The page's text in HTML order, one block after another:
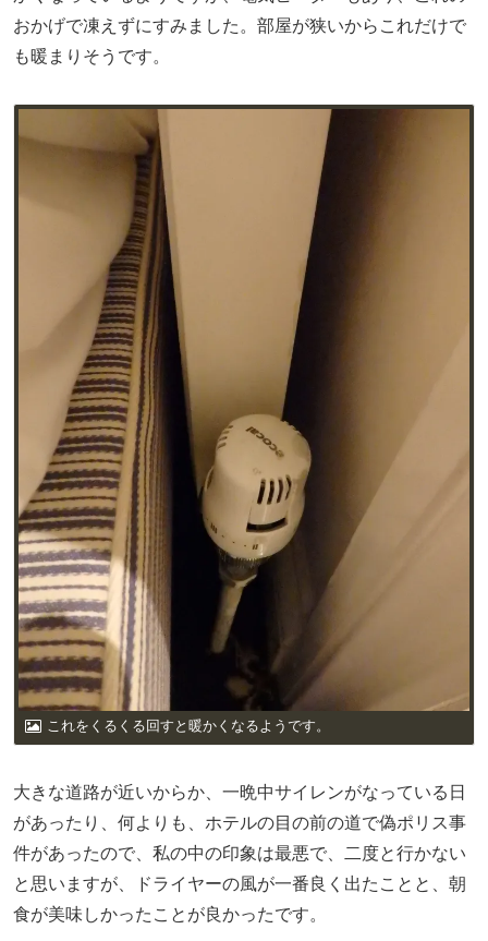
おかげで凍えずにすみました。部屋が狭いからこれだけで
も暖まりそうです。
これをくるくる回すと暖かくなるようです。
大きな道路が近いからか、一晩中サイレンがなっている日
があったり、何よりも、ホテルの目の前の道で偽ポリス事
件があったので、私の中の印象は最悪で、二度と行かない
と思いますが、ドライヤーの風が一番良く出たことと、朝
食が美味しかったことが良かったです。